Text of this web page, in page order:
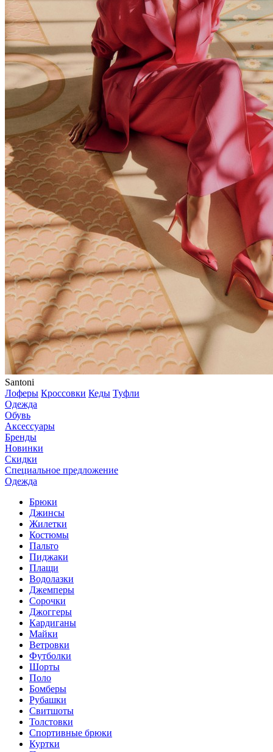
Santoni
Лоферы Кроссовки Кеды Туфли
Одежда
Обувь
Аксессуары
Бренды
Новинки
Скидки
Специальное предложение
Одежда
Брюки
Джинсы
Жилетки
Костюмы
Пальто
Пиджаки
Плащи
Водолазки
Джемперы
Сорочки
Джоггеры
Кардиганы
Майки
Ветровки
Футболки
Шорты
Поло
Бомберы
Рубашки
Свитшоты
Толстовки
Спортивные брюки
Куртки